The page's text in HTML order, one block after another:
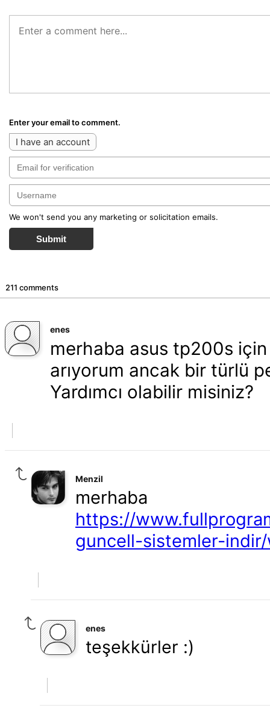
Enter your email to comment.
I have an account
We won't send you any marketing or solicitation emails.
Submit
211 comments
enes
merhaba asus tp200s
arıyorum ancak bir türlü
Yardımcı olabilir misiniz?
Menzil
merhaba
https://
guncell-sistemler-
enes
teşekkürler :)